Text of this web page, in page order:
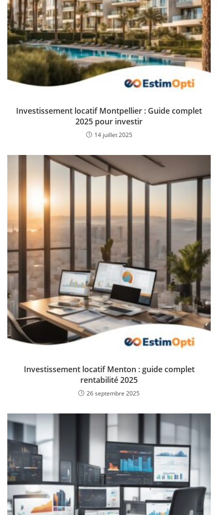
Investissement locatif Montpellier : Guide complet
2025 pour investir
14 juillet 2025
Investissement locatif Menton : guide complet
rentabilité 2025
26 septembre 2025